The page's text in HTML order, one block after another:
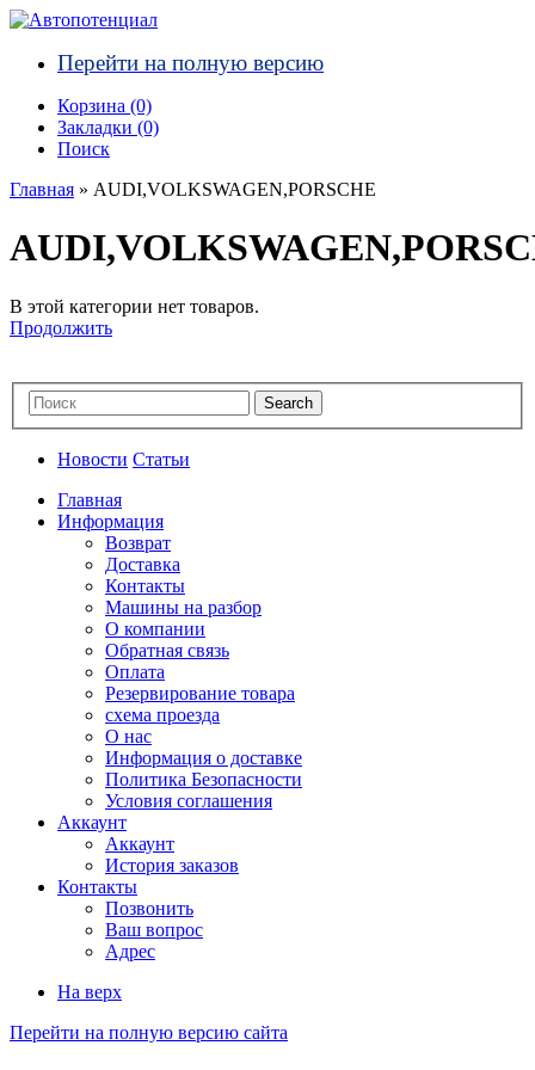
Перейти на полную версию
Корзина (0)‎
Закладки (0)
Поиск
Главная » AUDI,VOLKSWAGEN,PORSCHE
В этой категории нет товаров.
Продолжить
Новости Статьи
Главная
Информация
Возврат
Доставка
Контакты
Машины на разбор
О компании
Обратная связь
Оплата
Резервирование товара
схема проезда
О нас
Информация о доставке
Политика Безопасности
Условия соглашения
Аккаунт
Аккаунт
История заказов
Контакты
Позвонить
Ваш вопрос
Адрес
На верх
Перейти на полную версию сайта